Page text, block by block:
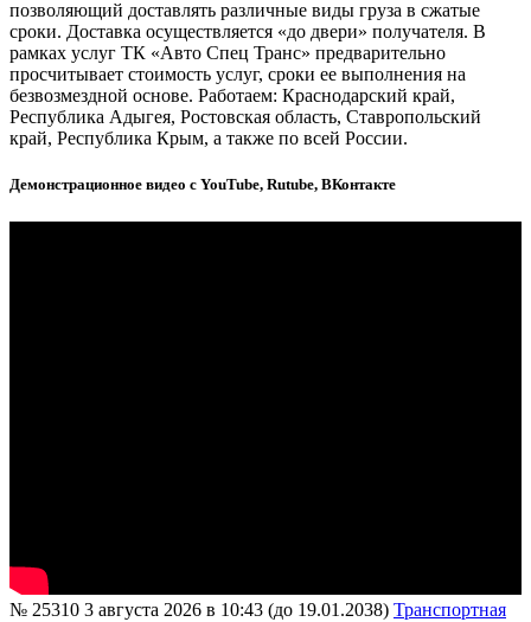
позволяющий доставлять различные виды груза в сжатые
сроки. Доставка осуществляется «до двери» получателя. В
рамках услуг ТК «Авто Спец Транс» предварительно
просчитывает стоимость услуг, сроки ее выполнения на
безвозмездной основе. Работаем: Краснодарский край,
Республика Адыгея, Ростовская область, Ставропольский
край, Республика Крым, а также по всей России.
Демонстрационное видео с YouTube, Rutube, ВКонтакте
№ 25310 3 августа 2026 в 10:43 (до 19.01.2038) Транспортная